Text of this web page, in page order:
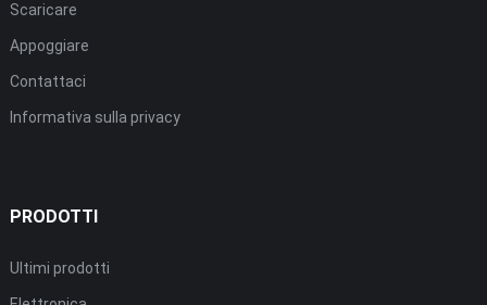
Scaricare
Appoggiare
Contattaci
Informativa sulla privacy
PRODOTTI
Ultimi prodotti